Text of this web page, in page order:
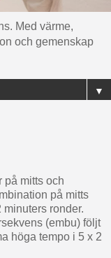
Med värme,
och gemenskap
▼
på mitts och
på mitts
ronder.
(embu) följt
höga tempo i 5 x 2